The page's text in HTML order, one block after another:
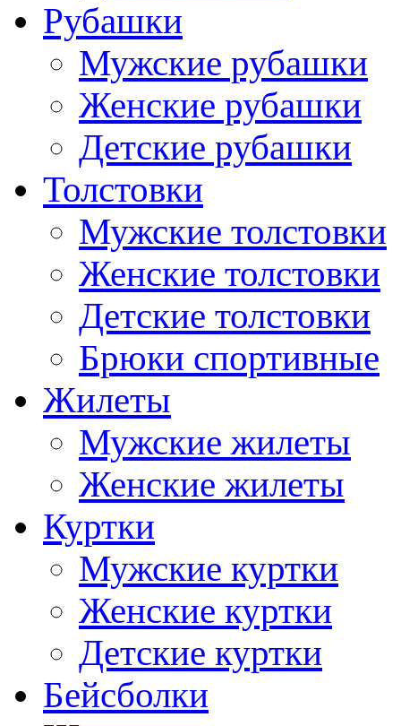
Рубашки
Мужские рубашки
Женские рубашки
Детские рубашки
Толстовки
Мужские толстовки
Женские толстовки
Детские толстовки
Брюки спортивные
Жилеты
Мужские жилеты
Женские жилеты
Куртки
Мужские куртки
Женские куртки
Детские куртки
Бейсболки